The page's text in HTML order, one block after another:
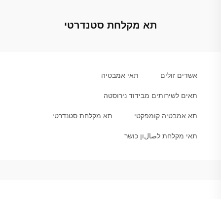
תא מקלחת סטנדרטי
אשדים זולים תאי אמבטיה
תאים לשירותים מבידוד נירוסטה
תא אמבטיה קומפקטי תא מקלחת סטנדרטי
תאי מקלחת לصالון כושר